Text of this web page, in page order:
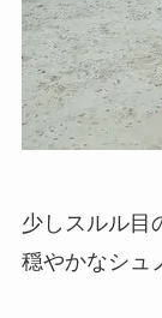
少しスルル目
穏やかなシュ